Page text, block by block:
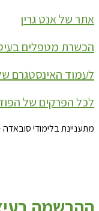
אתר של אנט גרין
הכשרת מטפלים
לעמוד האינסטגרם
לכל הפרקים של
מתעניינת בלימודי סובאדה -